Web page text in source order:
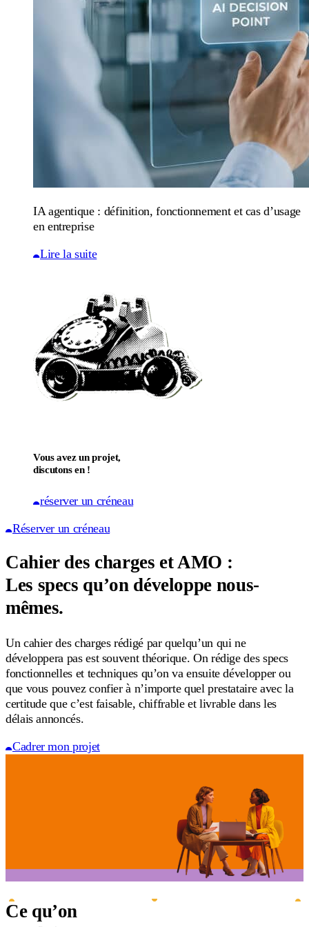
IA agentique : définition, fonctionnement et cas d’usage
en entreprise
Lire la suite
Vous avez un projet,
discutons en !
réserver un créneau
Réserver un créneau
Cahier des charges et AMO :
Les specs qu’on développe nous-
mêmes.
Un cahier des charges rédigé par quelqu’un qui ne
développera pas est souvent théorique. On rédige des specs
fonctionnelles et techniques qu’on va ensuite développer ou
que vous pouvez confier à n’importe quel prestataire avec la
certitude que c’est faisable, chiffrable et livrable dans les
délais annoncés.
Cadrer mon projet
Ce qu’on